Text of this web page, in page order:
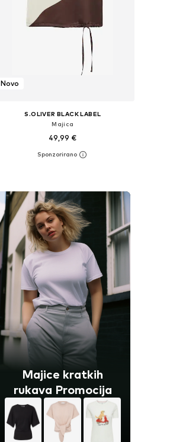
Novo
S.OLIVER BLACK LABEL
Majica
49,99 €
Dostupne veličine: XS, S, M, L, XXL
Majice kratkih
rukava Promocija